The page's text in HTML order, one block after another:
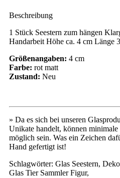
Beschreibung
1 Stück Seestern zum hängen
Handarbeit Höhe ca. 4 cm Länge
Größenangaben: 4 cm
Farbe: rot matt
Zustand: Neu
» Da es sich bei unseren
Unikate handelt, können
möglich sein. Was ein Zeichen
Hand gefertigt ist!
Schlagwörter: Glas Seestern,
Glas Tier Sammler Figur,